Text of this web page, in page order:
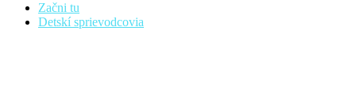
Začni tu
Detskí sprievodcovia